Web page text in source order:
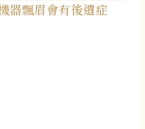
器飄眉會有後遺症